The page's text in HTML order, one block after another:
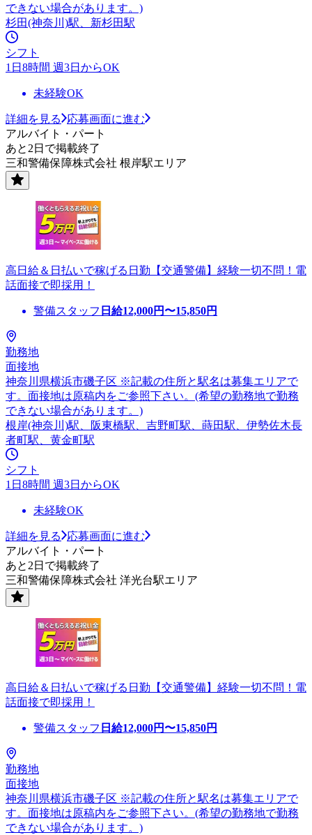
できない場合があります。)
杉田(神奈川)駅、新杉田駅
シフト
1日8時間 週3日からOK
未経験OK
詳細を見る
応募画面に進む
アルバイト・パート
あと2日で掲載終了
三和警備保障株式会社 根岸駅エリア
高日給＆日払いで稼げる日勤【交通警備】経験一切不問！電
話面接で即採用！
警備スタッフ 日給12,000円〜15,850円
勤務地
面接地
神奈川県横浜市磯子区 ※記載の住所と駅名は募集エリアで
す。面接地は原稿内をご参照下さい。(希望の勤務地で勤務
できない場合があります。)
根岸(神奈川)駅、阪東橋駅、吉野町駅、蒔田駅、伊勢佐木長
者町駅、黄金町駅
シフト
1日8時間 週3日からOK
未経験OK
詳細を見る
応募画面に進む
アルバイト・パート
あと2日で掲載終了
三和警備保障株式会社 洋光台駅エリア
高日給＆日払いで稼げる日勤【交通警備】経験一切不問！電
話面接で即採用！
警備スタッフ 日給12,000円〜15,850円
勤務地
面接地
神奈川県横浜市磯子区 ※記載の住所と駅名は募集エリアで
す。面接地は原稿内をご参照下さい。(希望の勤務地で勤務
できない場合があります。)